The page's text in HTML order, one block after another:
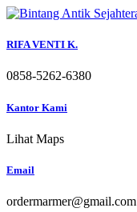
Skip
content
RIFA VENTI K.
0858-5262-6380
Kantor Kami
Lihat Maps
Email
ordermarmer@gmail.com